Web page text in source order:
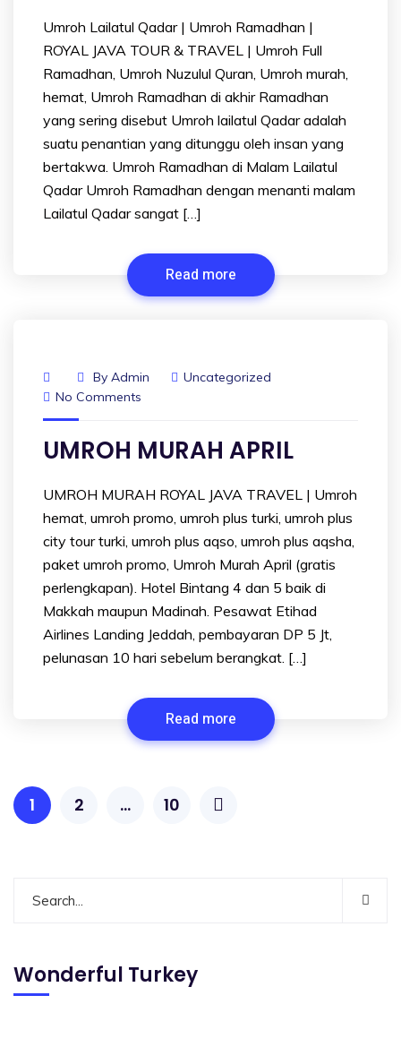
Umroh Lailatul Qadar | Umroh Ramadhan |
ROYAL JAVA TOUR & TRAVEL | Umroh Full
Ramadhan, Umroh Nuzulul Quran, Umroh murah,
hemat, Umroh Ramadhan di akhir Ramadhan
yang sering disebut Umroh lailatul Qadar adalah
suatu penantian yang ditunggu oleh insan yang
bertakwa. Umroh Ramadhan di Malam Lailatul
Qadar Umroh Ramadhan dengan menanti malam
Lailatul Qadar sangat […]
Read more
By Admin
Uncategorized
No Comments
UMROH MURAH APRIL
UMROH MURAH ROYAL JAVA TRAVEL | Umroh
hemat, umroh promo, umroh plus turki, umroh plus
city tour turki, umroh plus aqso, umroh plus aqsha,
paket umroh promo, Umroh Murah April (gratis
perlengkapan). Hotel Bintang 4 dan 5 baik di
Makkah maupun Madinah. Pesawat Etihad
Airlines Landing Jeddah, pembayaran DP 5 Jt,
pelunasan 10 hari sebelum berangkat. […]
Read more
1 2 … 10
Wonderful Turkey